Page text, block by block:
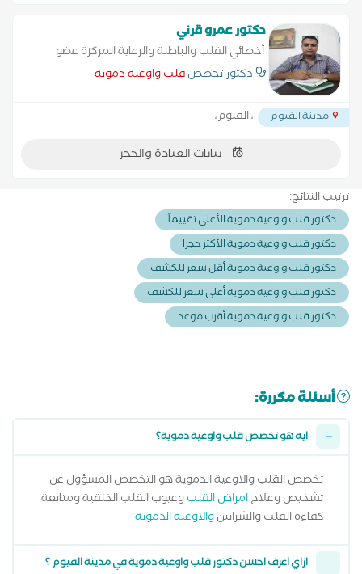
دكتور عمرو قرني
أخصائي القلب والباطنة والرعاية المركزة عضو
الجمعية المصرية للموجات الصوتية على القلب
دكتور تخصصقلب واوعية دموية
مدينة الفيوم ، الفيوم،
بيانات العيادة والحجز
ترتيب النتائج:
دكتور قلب واوعية دموية الأعلى تقييماً
دكتور قلب واوعية دموية الأكثر حجزا
دكتور قلب واوعية دموية أقل سعر للكشف
دكتور قلب واوعية دموية أعلى سعر للكشف
دكتور قلب واوعية دموية أقرب موعد
أسئلة مكررة:
ايه هو تخصص قلب واوعية دموية؟
تخصص القلب والاوعية الدموية هو التخصص المسؤول عن
تشخيص وعلاجامراض القلبوعيوب القلب الخلقية ومتابعة
كفاءة القلب والشرايينوالاوعية الدموية
ازاي اعرف احسن دكتور قلب واوعية دموية في مدينة الفيوم ؟